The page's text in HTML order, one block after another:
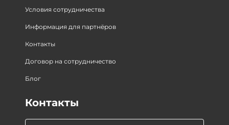
Условия сотрудничества
Информация для партнёров
Контакты
Договор на сотрудничество
Блог
Контакты